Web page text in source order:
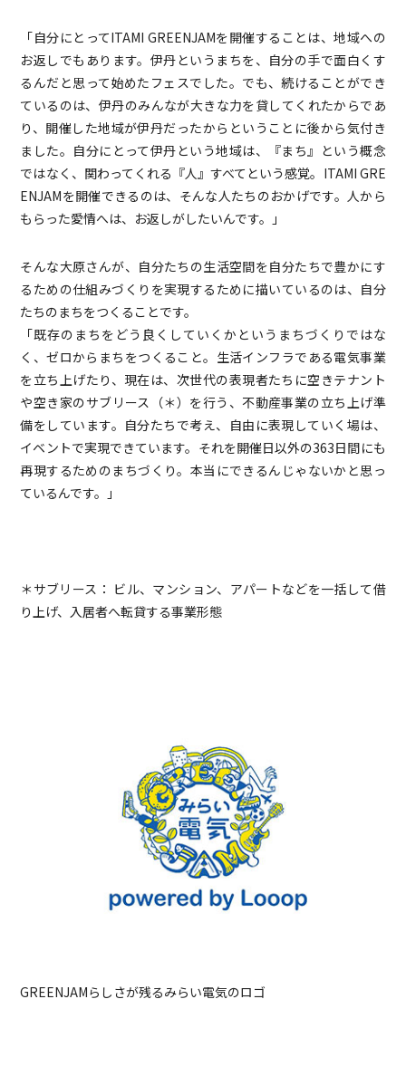
「自分にとってITAMI GREENJAMを開催することは、地域への
お返しでもあります。伊丹というまちを、自分の手で面白くす
るんだと思って始めたフェスでした。でも、続けることができ
ているのは、伊丹のみんなが大きな力を貸してくれたからであ
り、開催した地域が伊丹だったからということに後から気付き
ました。自分にとって伊丹という地域は、『まち』という概念
ではなく、関わってくれる『人』すべてという感覚。ITAMI GRE
ENJAMを開催できるのは、そんな人たちのおかげです。人から
もらった愛情へは、お返しがしたいんです。」
そんな大原さんが、自分たちの生活空間を自分たちで豊かにす
るための仕組みづくりを実現するために描いているのは、自分
たちのまちをつくることです。
「既存のまちをどう良くしていくかというまちづくりではな
く、ゼロからまちをつくること。生活インフラである電気事業
を立ち上げたり、現在は、次世代の表現者たちに空きテナント
や空き家のサブリース（＊）を行う、不動産事業の立ち上げ準
備をしています。自分たちで考え、自由に表現していく場は、
イベントで実現できています。それを開催日以外の363日間にも
再現するためのまちづくり。本当にできるんじゃないかと思っ
ているんです。」
＊サブリース： ビル、マンション、アパートなどを一括して借
り上げ、入居者へ転貸する事業形態
GREENJAMらしさが残るみらい電気のロゴ